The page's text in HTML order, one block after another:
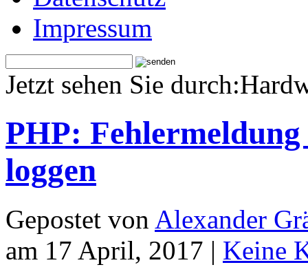
Impressum
Jetzt sehen Sie
PHP: Fehlermeldung
loggen
Gepostet von Alexander
am 17 April, 2017 | Keine